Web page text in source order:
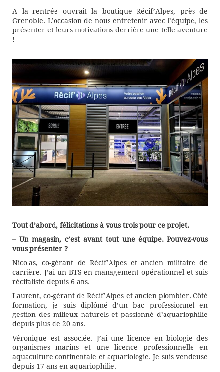
A la rentrée ouvrait la boutique Récif’Alpes, près de
Grenoble. L’occasion de nous entretenir avec l’équipe, les
présenter et leurs motivations derrière une telle aventure
!
Tout d’abord, félicitations à vous trois pour ce projet.
– Un magasin, c’est avant tout une équipe. Pouvez-vous
vous présenter ?
Nicolas, co-gérant de Récif’Alpes et ancien militaire de
carrière. J’ai un BTS en management opérationnel et suis
récifaliste depuis 6 ans.
Laurent, co-gérant de Récif’Alpes et ancien plombier. Côté
formation, je suis diplômé d’un bac professionnel en
gestion des milieux naturels et passionné d’aquariophilie
depuis plus de 20 ans.
Véronique est associée. J’ai une licence en biologie des
organismes marins et une licence professionnelle en
aquaculture continentale et aquariologie. Je suis vendeuse
depuis 17 ans en aquariophilie.